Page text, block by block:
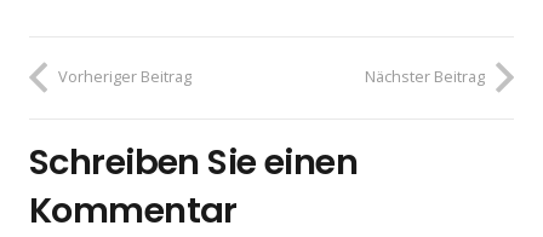
Vorheriger Beitrag Nächster Beitrag
Schreiben Sie einen
Kommentar